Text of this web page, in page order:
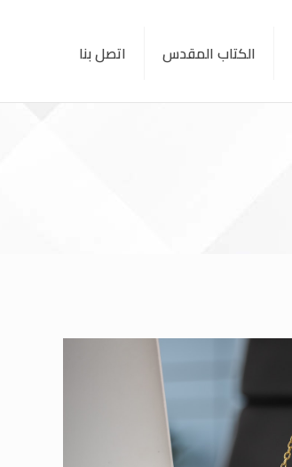
الكتاب المقدس اتصل بنا